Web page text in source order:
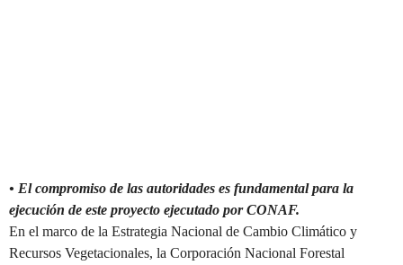
• El compromiso de las autoridades es fundamental para la
ejecución de este proyecto ejecutado por CONAF.
En el marco de la Estrategia Nacional de Cambio Climático y
Recursos Vegetacionales, la Corporación Nacional Forestal